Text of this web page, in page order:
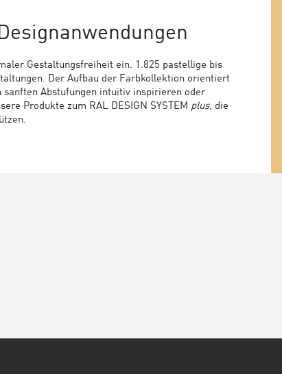
Gestaltungsfreiheit ein. 1.825 pastellige bis
Der Aufbau der Farbkollektion orientiert
sanften Abstufungen intuitiv inspirieren oder
Produkte zum RAL DESIGN SYSTEM plus, die